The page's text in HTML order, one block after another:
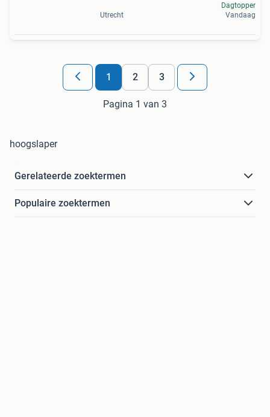
Utrecht
Dagtopper
Vandaag
1 2 3
Pagina 1 van 3
hoogslaper
Gerelateerde zoektermen
Populaire zoektermen